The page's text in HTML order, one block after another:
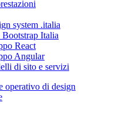
system .italia
Italia
React
Angular
di sito e servizi
operativo di design